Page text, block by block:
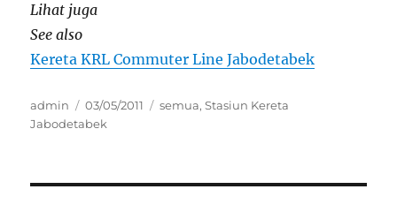
Lihat juga
See also
Kereta KRL Commuter Line Jabodetabek
Author
admin
Posted
on
03/05/2011 Categories
semua,Stasiun Kereta
Jabodetabek